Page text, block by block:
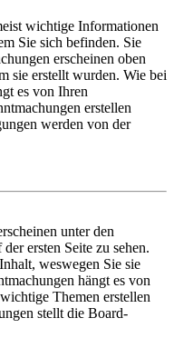
wichtige Informationen
Sie sich befinden. Sie
erscheinen oben
sie erstellt wurden. Wie bei
es von Ihren
erstellen
werden von der
unter den
ersten Seite zu sehen.
weswegen Sie sie
hängt es von
Themen erstellen
stellt die Board-